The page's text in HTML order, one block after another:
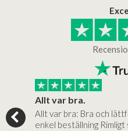
Allt var bra.
Allt var bra: Bra och
enkel beställning